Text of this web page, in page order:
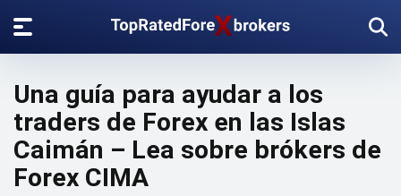
Una guía para ayudar a los
traders de Forex en las Islas
Caimán – Lea sobre brókers de
Forex CIMA